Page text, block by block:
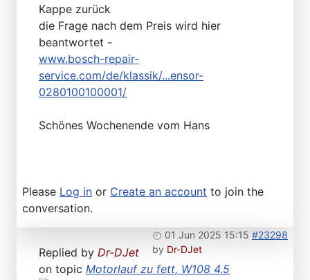
Kappe zurück
die Frage nach dem Preis wird hier
beantwortet -
www.bosch-repair-
service.com/de/klassik/...ensor-
0280100100001/
Schönes Wochenende vom Hans
Please Log in or Create an account to join the
conversation.
01 Jun 2025 15:15 #23298
by Dr-DJet
Replied by Dr-DJet
on topic Motorlauf zu fett, W108 4.5